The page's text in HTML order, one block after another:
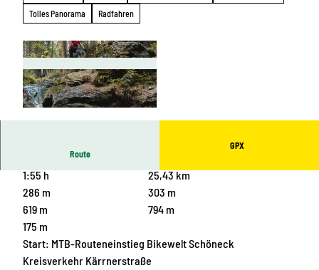
Tolles Panorama
Radfahren
Route
GPX
1:55 h
25,43 km
286 m
303 m
619 m
794 m
175 m
Start: MTB-Routeneinstieg Bikewelt Schöneck
Kreisverkehr Kärrnerstraße